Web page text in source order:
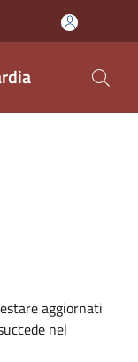
aggiornati
nel